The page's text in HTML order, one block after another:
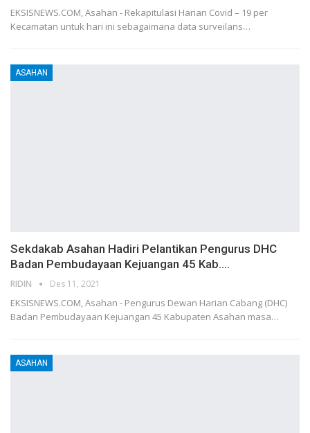
EKSISNEWS.COM, Asahan - Rekapitulasi Harian Covid – 19 per
Kecamatan untuk hari ini sebagaimana data surveilans…
ASAHAN
Sekdakab Asahan Hadiri Pelantikan Pengurus DHC
Badan Pembudayaan Kejuangan 45 Kab.…
RIDIN Des 11, 2021
EKSISNEWS.COM, Asahan - Pengurus Dewan Harian Cabang (DHC)
Badan Pembudayaan Kejuangan 45 Kabupaten Asahan masa…
ASAHAN